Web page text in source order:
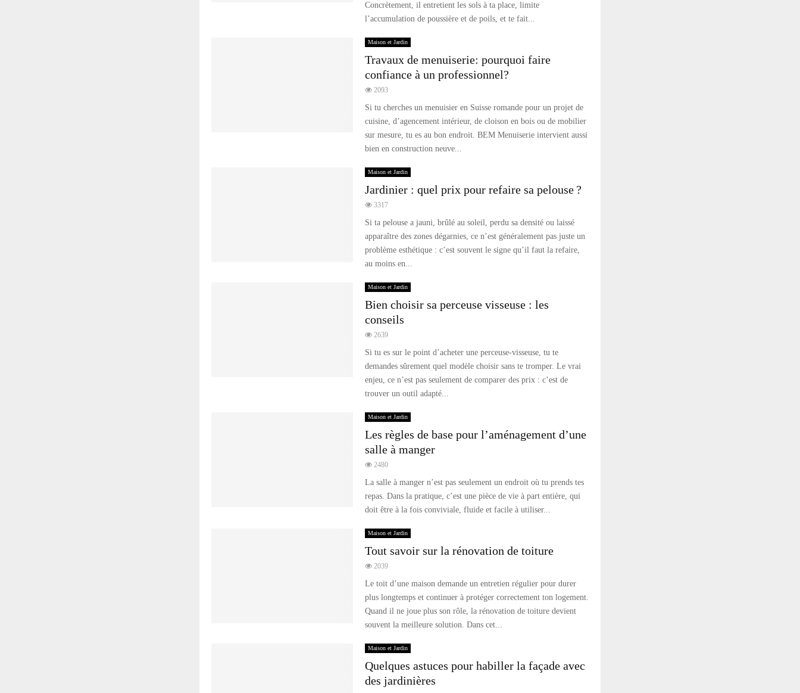
Concrètement, il entretient les sols à ta place, limite
l’accumulation de poussière et de poils, et te fait...
Maison et Jardin
Travaux de menuiserie: pourquoi faire
confiance à un professionnel?
2093
Si tu cherches un menuisier en Suisse romande pour un projet de
cuisine, d’agencement intérieur, de cloison en bois ou de mobilier
sur mesure, tu es au bon endroit. BEM Menuiserie intervient aussi
bien en construction neuve...
Maison et Jardin
Jardinier : quel prix pour refaire sa pelouse ?
3317
Si ta pelouse a jauni, brûlé au soleil, perdu sa densité ou laissé
apparaître des zones dégarnies, ce n’est généralement pas juste un
problème esthétique : c’est souvent le signe qu’il faut la refaire,
au moins en...
Maison et Jardin
Bien choisir sa perceuse visseuse : les
conseils
2639
Si tu es sur le point d’acheter une perceuse-visseuse, tu te
demandes sûrement quel modèle choisir sans te tromper. Le vrai
enjeu, ce n’est pas seulement de comparer des prix : c’est de
trouver un outil adapté...
Maison et Jardin
Les règles de base pour l’aménagement d’une
salle à manger
2480
La salle à manger n’est pas seulement un endroit où tu prends tes
repas. Dans la pratique, c’est une pièce de vie à part entière, qui
doit être à la fois conviviale, fluide et facile à utiliser...
Maison et Jardin
Tout savoir sur la rénovation de toiture
2039
Le toit d’une maison demande un entretien régulier pour durer
plus longtemps et continuer à protéger correctement ton logement.
Quand il ne joue plus son rôle, la rénovation de toiture devient
souvent la meilleure solution. Dans cet...
Maison et Jardin
Quelques astuces pour habiller la façade avec
des jardinières